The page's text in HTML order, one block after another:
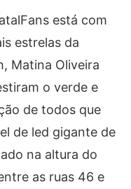
está com
estrelas da
Matina Oliveira
o verde e
de todos que
de led gigante de
na altura do
as ruas 46 e